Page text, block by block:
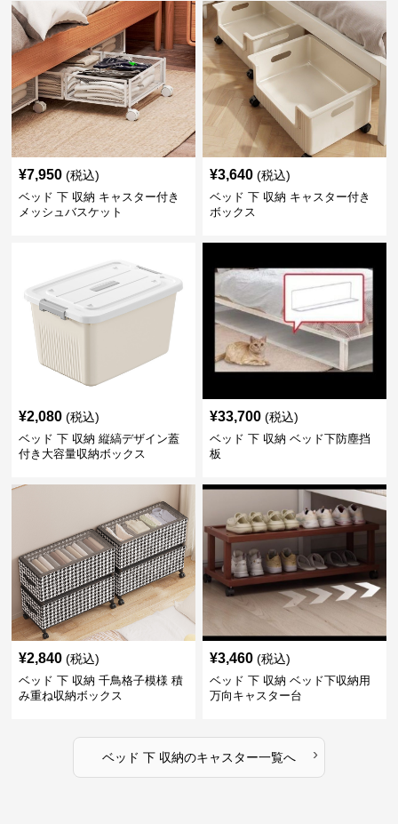
¥7,950 (税込)
ベッド 下 収納 キャスター付き
メッシュバスケット
¥3,640 (税込)
ベッド 下 収納 キャスター付き
ボックス
¥2,080 (税込)
ベッド 下 収納 縦縞デザイン蓋
付き大容量収納ボックス
¥33,700 (税込)
ベッド 下 収納 ベッド下防塵挡
板
¥2,840 (税込)
ベッド 下 収納 千鳥格子模様 積
み重ね収納ボックス
¥3,460 (税込)
ベッド 下 収納 ベッド下収納用
万向キャスター台
ベッド 下 収納のキャスター一覧へ ›